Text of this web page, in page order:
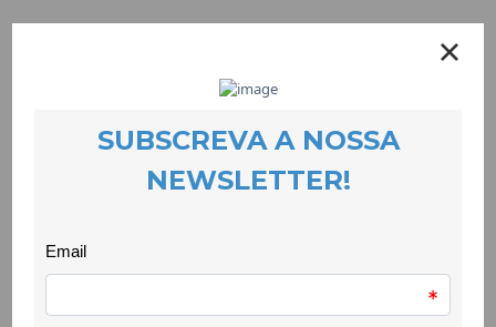
Tortosendo Fashion “Vila das Flores”, numa experiência que
promoveu a autoestima, a confiança e a valorização pessoal.
parceira do projecto, que desafiou duas raparigas e dois
dos/as formandos/as dos seus cursos, recorrendo à técnica
constituiu um momento de crescimento pessoal e de
valorização das capacidades de cada participante, reforçando